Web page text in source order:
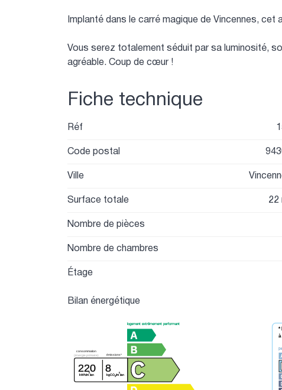
Implanté dans le carré magique de Vincennes,
Vous serez totalement séduit par sa luminosité,
agréable. Coup de cœur !
Fiche technique
Réf
Code postal
Ville
Surface totale
22
Nombre de pièces
Nombre de chambres
Étage
Bilan énergétique
logement extrêmement performant
consommation
(énergie primaire)
220
kWh/m²/an
émissions*
8
kgCO2/m
²
/an
*
à